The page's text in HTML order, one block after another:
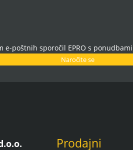
poštnih sporočil EPRO s
Naročite se
Prodajni